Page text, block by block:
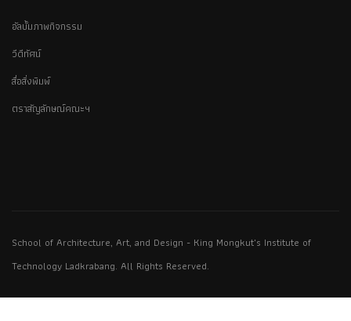
อัลบั้มภาพกิจกรรม
วีดีทัศน์
สื่อสิ่งพิมพ์
ตราสัญลักษณ์คณะฯ
School of Architecture, Art, and Design - King Mongkut's Institute of
Technology Ladkrabang. All Rights Reserved.